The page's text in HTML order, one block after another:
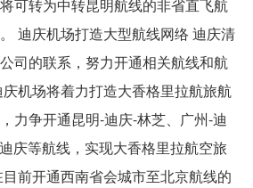
可转为中转昆明航线的非省直飞航
迪庆机场打造大型航线网络 迪庆清
司的联系，努力开通相关航线和航
机场将着力打造大香格里拉航旅航
力争开通昆明-迪庆-林芝、广州-迪
庆等航线，实现大香格里拉航空旅
前开通西南省会城市至北京航线的